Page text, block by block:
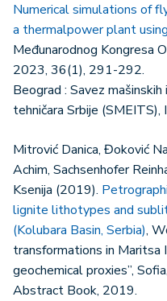
Numerical simulations of
a thermalpower plant
Međunarodnog Kongresa
2023, 36(1), 291-292.
Beograd : Savez
tehničara Srbije
Mitrović Danica, Đoković
Achim, Sachsenhofer
Ksenija (2019).
lignite lithotypes and
(Kolubara Basin, Serbia),
transformations in
geochemical proxies”,
Abstract Book, 2019.